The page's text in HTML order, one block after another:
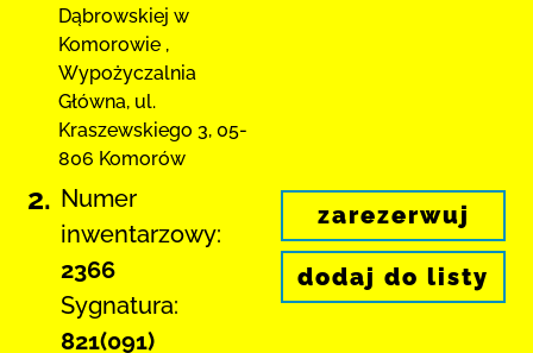
Dąbrowskiej w
Komorowie ,
Wypożyczalnia
Główna, ul.
Kraszewskiego 3, 05-
806 Komorów
2. Numer
inwentarzowy:
2366
Sygnatura:
821(091)
zarezerwuj
dodaj do listy